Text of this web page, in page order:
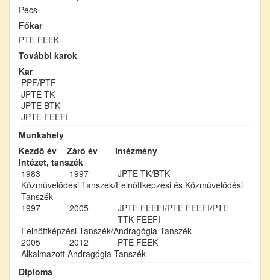
Pécs
Főkar
PTE FEEK
További karok
Kar
PPF/PTF
JPTE TK
JPTE BTK
JPTE FEEFI
Munkahely
Kezdő év
Záró év
Intézmény
Intézet, tanszék
1983
1997
JPTE TK/BTK
Közművelődési Tanszék/Felnőttképzési és Közművelődési
Tanszék
1997
2005
JPTE FEEFI/PTE FEEFI/PTE
TTK FEEFI
Felnőttképzési Tanszék/Andragógia Tanszék
2005
2012
PTE FEEK
Alkalmazott Andragógia Tanszék
Diploma